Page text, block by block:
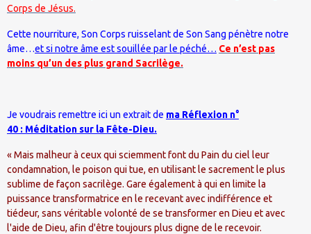
Corps de Jésus.
Cette nourriture, Son Corps ruisselant de Son Sang pénètre notre
âme…et si notre âme est souillée par le péché… Ce n’est pas
moins qu’un des plus grand Sacrilège.
Je voudrais remettre ici un extrait de ma Réflexion n°
40 : Méditation sur la Fête-Dieu.
« Mais malheur à ceux qui sciemment font du Pain du ciel leur
condamnation, le poison qui tue, en utilisant le sacrement le plus
sublime de façon sacrilège. Gare également à qui en limite la
puissance transformatrice en le recevant avec indifférence et
tiédeur, sans véritable volonté de se transformer en Dieu et avec
l'aide de Dieu, afin d'être toujours plus digne de le recevoir.